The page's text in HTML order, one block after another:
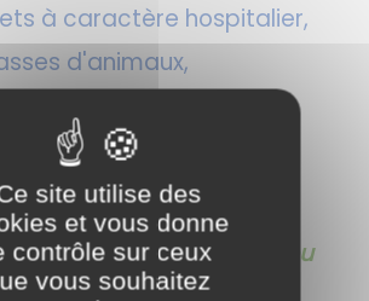
à caractère hospitalier,
d'animaux,
d'amiante,
de gaz et extincteurs.
déchets recyclables ou
site utilise des
et vous donne
contrôle sur ceux
vous souhaitez